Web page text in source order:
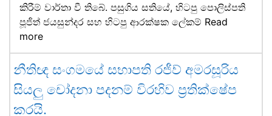
කිරීම් වාර්තා වී තිබේ. පසුගිය සතියේ, හිටපු පොලිස්පති
පූජිත් ජයසුන්දර සහ හිටපු ආරක්ෂක ලේකම් Read
more
නීතිඥ සංගමයේ සභාපති රජීව් අමරසූරිය
සියලු චෝදනා පදනම් විරහිව ප්‍රතික්ෂේප
කරයි.